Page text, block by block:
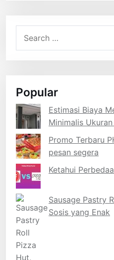
for:
Popular
Estimasi Biaya
Minimalis
Promo Terbaru
pesan segera
Ketahui
Sausage Pastry
Sosis yang Enak